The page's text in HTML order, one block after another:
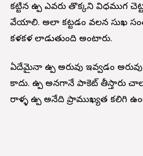
కట్టిన ఉప్పు ఎవరు తొక్కని విధముగ
వేయాలి. అలా కట్టడం వలన సుఖ
కళకళ లాడుతుంది అంటారు.
ఏదేమైనా ఉప్పు అరువు ఇవ్వడం
కాదు. ఉప్పు అనగానే పాకెట్ తీస్తారు
రాళ్ళ ఉప్పు అనేది ప్రాముఖ్యత కలిగి